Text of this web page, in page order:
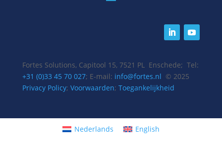
Fortes Solutions, Capitool 15, 7521 PL Enschede; Tel:
+31 (0)33 45 70 027; E-mail: info@fortes.nl © 2025
Privacy Policy; Voorwaarden; Toegankelijkheid
Nederlands English